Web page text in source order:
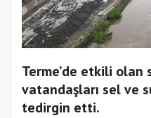
Terme’de etkili olan
vatandaşları sel ve
tedirgin etti.